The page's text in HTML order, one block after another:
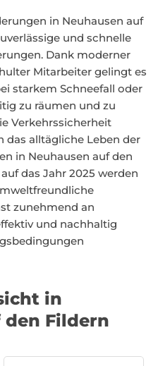
in Neuhausen auf
und schnelle
Dank moderner
Mitarbeiter gelingt es
starkem Schneefall oder
zu räumen und zu
Verkehrssicherheit
das alltägliche Leben der
in Neuhausen auf den
das Jahr 2025 werden
zunehmend an
und nachhaltig
in
den Fildern